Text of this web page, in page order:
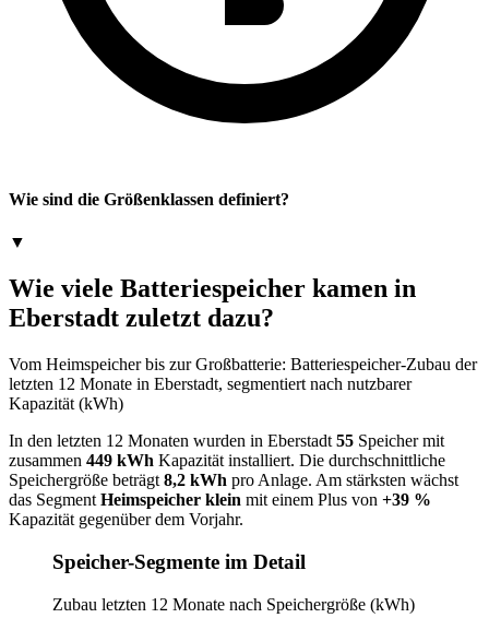
Wie sind die Größenklassen definiert?
▼
Wie viele Batteriespeicher kamen in
Eberstadt zuletzt dazu?
Vom Heimspeicher bis zur Großbatterie: Batteriespeicher-Zubau der
letzten 12 Monate in Eberstadt, segmentiert nach nutzbarer
Kapazität (kWh)
In den letzten 12 Monaten wurden in Eberstadt 55 Speicher mit
zusammen 449 kWh Kapazität installiert. Die durchschnittliche
Speichergröße beträgt 8,2 kWh pro Anlage. Am stärksten wächst
das Segment Heimspeicher klein mit einem Plus von +39 %
Kapazität gegenüber dem Vorjahr.
Speicher-Segmente im Detail
Zubau letzten 12 Monate nach Speichergröße (kWh)